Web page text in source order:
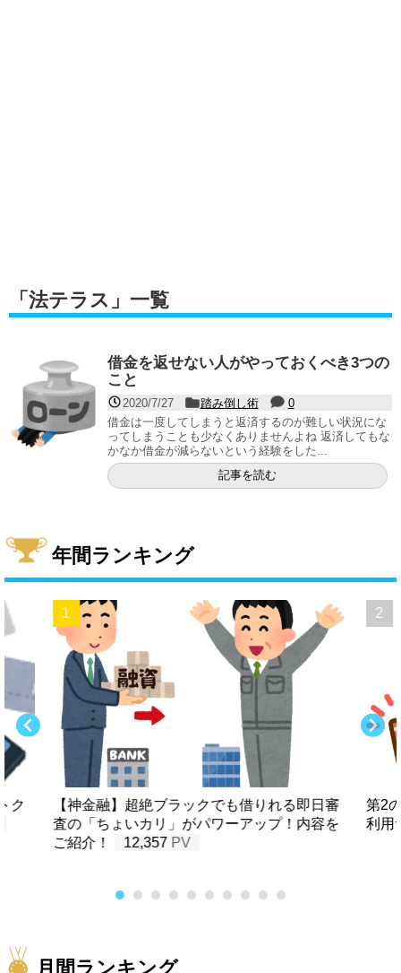
「 法テラス 」 一覧
借金を返せない人がやっておくべき3つの
こと
2020/7/27 踏み倒し術
0
借金は一度してしまうと返済するのが難しい状況にな
ってしまうことも少なくありませんよね 返済してもな
かなか借金が減らないという経験をした...
記事を読む
年間ランキング
ク
【神金融】超絶ブラックでも借りれる即日審
査の「ちょいカリ」がパワーアップ！内容を
ご紹介！
12,357
第2
利用
月間ランキング